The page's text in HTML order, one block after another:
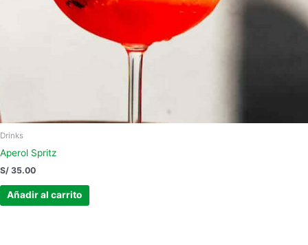
Drinks
Aperol Spritz
S/ 35.00
Añadir al carrito